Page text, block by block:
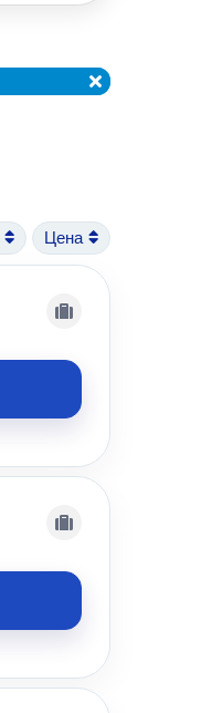
Цена